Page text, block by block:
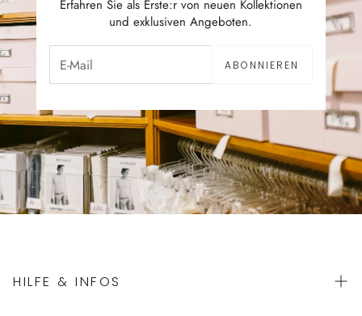
Erfahren Sie als Erste:r von neuen Kollektionen
und exklusiven Angeboten.
ABONNIEREN
HILFE & INFOS